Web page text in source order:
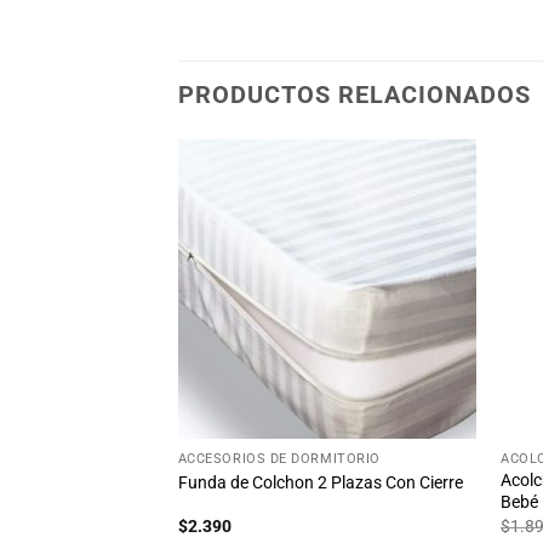
PRODUCTOS RELACIONADOS
a la
lista
de
deseos
ACCESORIOS DE DORMITORIO
Funda de Colchon 2 Plazas Con Cierre
$2.390
Bebé
$